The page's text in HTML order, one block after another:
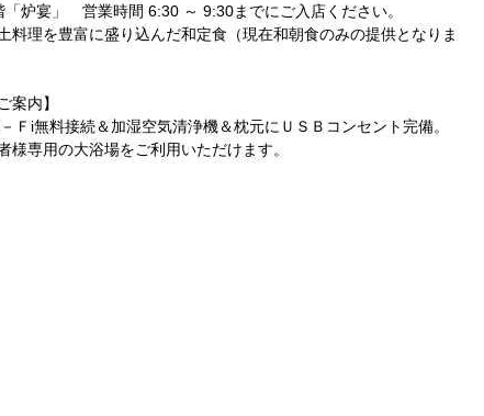
「炉宴」 営業時間 6:30 ～ 9:30までにご入店ください。
料理を豊富に盛り込んだ和定食（現在和朝食のみの提供となりま
案内】
－Ｆi無料接続＆加湿空気清浄機＆枕元にＵＳＢコンセント完備。
様専用の大浴場をご利用いただけます。